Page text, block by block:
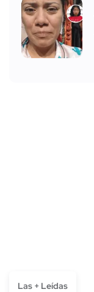
Las + Leídas